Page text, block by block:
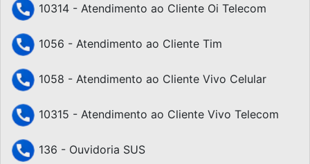
10314 - Atendimento ao Cliente Oi Telecom
1056 - Atendimento ao Cliente Tim
1058 - Atendimento ao Cliente Vivo Celular
10315 - Atendimento ao Cliente Vivo Telecom
136 - Ouvidoria SUS